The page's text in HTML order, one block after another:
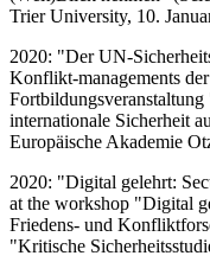
Trier University, 10.
2020: "Der UN-
Konflikt-managements
internationale Sicherheit
Europäische Akademie
2020: "Digital gelehrt:
at the workshop "Digital
Friedens- und
"Kritische